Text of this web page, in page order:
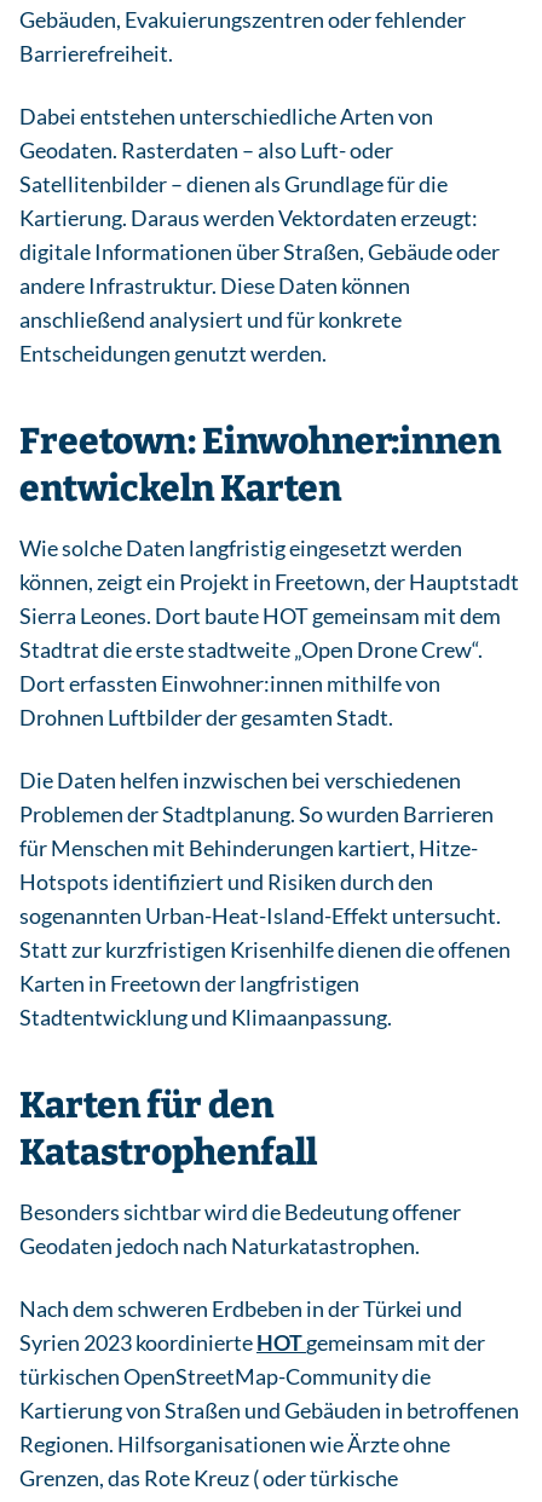
Gebäuden, Evakuierungszentren oder fehlender
Barrierefreiheit.
Dabei entstehen unterschiedliche Arten von
Geodaten. Rasterdaten – also Luft- oder
Satellitenbilder – dienen als Grundlage für die
Kartierung. Daraus werden Vektordaten erzeugt:
digitale Informationen über Straßen, Gebäude oder
andere Infrastruktur. Diese Daten können
anschließend analysiert und für konkrete
Entscheidungen genutzt werden.
Freetown: Einwohner:innen
entwickeln Karten
Wie solche Daten langfristig eingesetzt werden
können, zeigt ein Projekt in Freetown, der Hauptstadt
Sierra Leones. Dort baute HOT gemeinsam mit dem
Stadtrat die erste stadtweite „Open Drone Crew“.
Dort erfassten Einwohner:innen mithilfe von
Drohnen Luftbilder der gesamten Stadt.
Die Daten helfen inzwischen bei verschiedenen
Problemen der Stadtplanung. So wurden Barrieren
für Menschen mit Behinderungen kartiert, Hitze-
Hotspots identifiziert und Risiken durch den
sogenannten Urban-Heat-Island-Effekt untersucht.
Statt zur kurzfristigen Krisenhilfe dienen die offenen
Karten in Freetown der langfristigen
Stadtentwicklung und Klimaanpassung.
Karten für den
Katastrophenfall
Besonders sichtbar wird die Bedeutung offener
Geodaten jedoch nach Naturkatastrophen.
Nach dem schweren Erdbeben in der Türkei und
Syrien 2023 koordinierteHOTgemeinsam mit der
türkischen OpenStreetMap-Community die
Kartierung von Straßen und Gebäuden in betroffenen
Regionen. Hilfsorganisationen wie Ärzte ohne
Grenzen, das Rote Kreuz ( oder türkische